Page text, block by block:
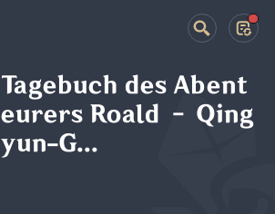
Tagebuch des Abent
eurers Roald – Qing
yun-G...